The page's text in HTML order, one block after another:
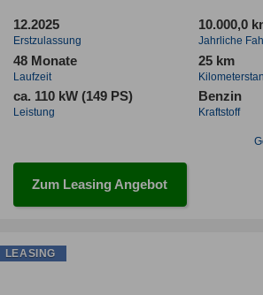
12.2025
Erstzulassung
10.000,0
Jahrliche
48 Monate
Laufzeit
25 km
ca. 110 kW (149 PS)
Leistung
Benzin
Kraftstoff
Zum Leasing Angebot
LEASING